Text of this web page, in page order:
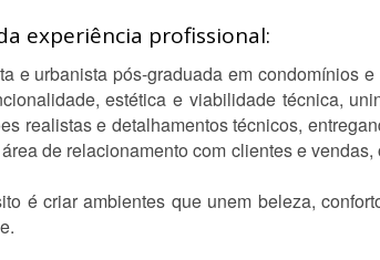
experiência profissional:
e urbanista pós-graduada em condomínios
estética e viabilidade técnica,
realistas e detalhamentos técnicos,
de relacionamento com clientes e
é criar ambientes que unem beleza,